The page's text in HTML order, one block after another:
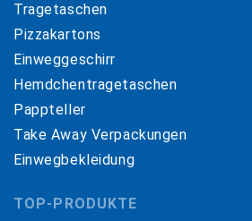
Tragetaschen
Pizzakartons
Einweggeschirr
Hemdchentragetaschen
Pappteller
Take Away Verpackungen
Einwegbekleidung
TOP-PRODUKTE